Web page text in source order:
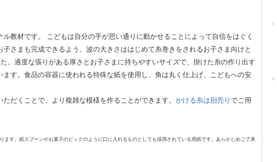
教材です。 こどもは自分の手が思い通りに動かせることによって自信をはぐく
さまも完成できるよう、波の大きさははじめて糸巻きをされるお子さま向けと
。適度な張りがある厚さとお子さまに持ちやすいサイズで、掛けた糸の作り出す
す。食品の容器に使われる特殊な紙を使用し、角は丸く仕上げ、こどもへの安
だくことで、より複雑な模様を作ることができます。 かける糸は別売り でご用
す。紙スプーンやお菓子のピックのように口に入れるものとしても採用されている用紙です。あらかじめご了承